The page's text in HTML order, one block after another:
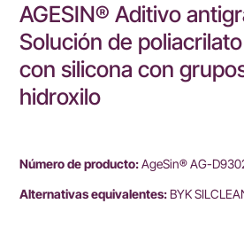
AGESIN® Aditivo
Solución de
con silicona con
hidroxilo
Número de producto:AgeSin® AG-
Alternativas equivalentes: BYK